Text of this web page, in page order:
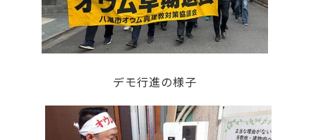
デモ行進の様子